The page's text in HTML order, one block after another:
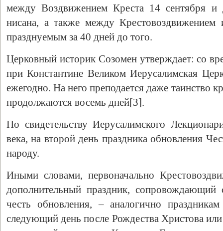
между Воздвижением Креста 14 сентября и
нисана, а также между Крестовоздвижением
празднуемым за 40 дней до того.
Церковный историк Созомен утверждает: со
при Константине Великом Иерусалимская
ежегодно. На него преподается даже таинство
продолжаются восемь дней[3].
По свидетельству Иерусалимского
века, на второй день праздника обновления
народу.
Иными словами, первоначально
дополнительный праздник, сопровождающий
честь обновления, – аналогично
следующий день после Рождества Христова